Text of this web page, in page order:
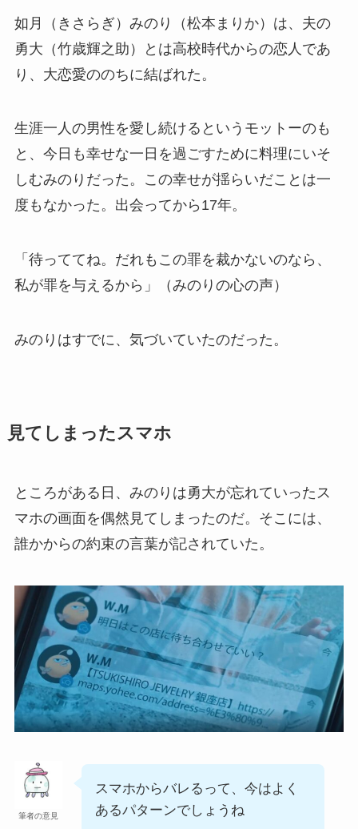
如月（きさらぎ）みのり（松本まりか）は、夫の
勇大（竹歳輝之助）とは高校時代からの恋人であ
り、大恋愛ののちに結ばれた。
生涯一人の男性を愛し続けるというモットーのも
と、今日も幸せな一日を過ごすために料理にいそ
しむみのりだった。この幸せが揺らいだことは一
度もなかった。出会ってから17年。
「待っててね。だれもこの罪を裁かないのなら、
私が罪を与えるから」（みのりの心の声）
みのりはすでに、気づいていたのだった。
見てしまったスマホ
ところがある日、みのりは勇大が忘れていったス
マホの画面を偶然見てしまったのだ。そこには、
誰かからの約束の言葉が記されていた。
筆者の意見
スマホからバレるって、今はよく
あるパターンでしょうね